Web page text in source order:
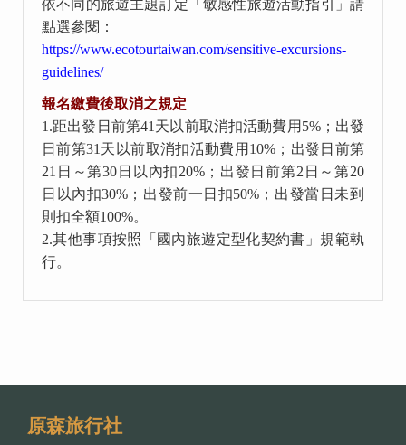
依不同的旅遊主題訂定「敏感性旅遊活動指引」請
點選參閱：
https://www.ecotourtaiwan.com/sensitive-excursions-
guidelines/
報名繳費後取消之規定
1.距出發日前第41 天以前取消扣活動費用 5%；出發
日前第31 天以前取消扣活動費用 10% ；出發日前第
21 日～第30 日以內扣20% ；出發日前第2 日～第20
日以內扣30% ；出發前一日扣50% ；出發當日未到
則扣全額100%。
2.其他事項按照「國內旅遊定型化契約書」規範執
行。
原森旅行社